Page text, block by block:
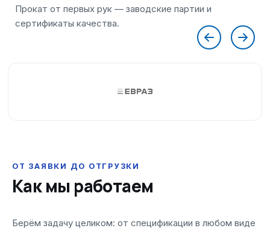
ОТ ЗАЯВКИ ДО ОТГРУЗКИ
Как мы работаем
Берём задачу целиком: от спецификации в любом виде